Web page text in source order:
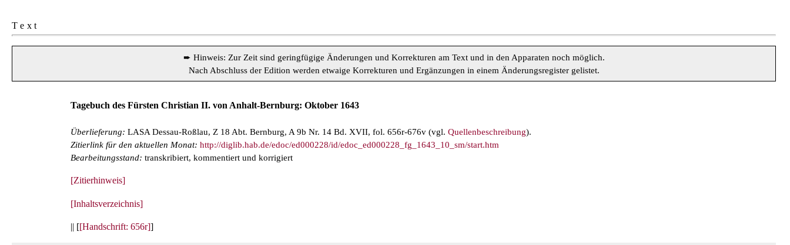
Text
➨ Hinweis: Zur Zeit sind geringfügige Änderungen und Korrekturen am Text und in den Apparaten noch möglich.
Nach Abschluss der Edition werden etwaige Korrekturen und Ergänzungen in einem Änderungsregister gelistet.
Tagebuch des Fürsten Christian II. von Anhalt-Bernburg: Oktober 1643
Überlieferung: LASA Dessau-Roßlau, Z 18 Abt. Bernburg, A 9b Nr. 14 Bd. XVII, fol. 656r-676v (vgl. Quellenbeschreibung).
Zitierlink für den aktuellen Monat: http://diglib.hab.de/edoc/ed000228/id/edoc_ed000228_fg_1643_10_sm/start.htm
Bearbeitungsstand: transkribiert, kommentiert und korrigiert
[Zitierhinweis]
[Inhaltsverzeichnis]
|| [[Handschrift: 656r]]